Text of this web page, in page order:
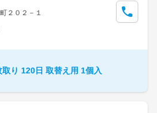
２０２－１
り 120日 取替え用 1個入